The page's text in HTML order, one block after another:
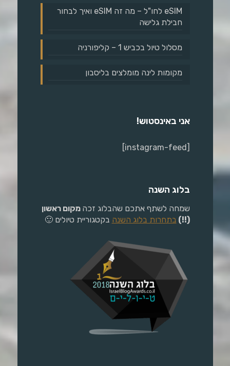
eSIM לחו"ל – מה זה eSIM ואיך לבחור
חבילת גלישה
מסלול טיול בכביש 1 – קליפורניה
מקומות לינה מומלצים בליסבון
אני באינסטוש!
בלוג השנה
שמחה לשתף אתכם שהבלוג זכה מקום ראשון
(!!) בתחרות בלוג השנה בקטגוריית טיולים 🙂